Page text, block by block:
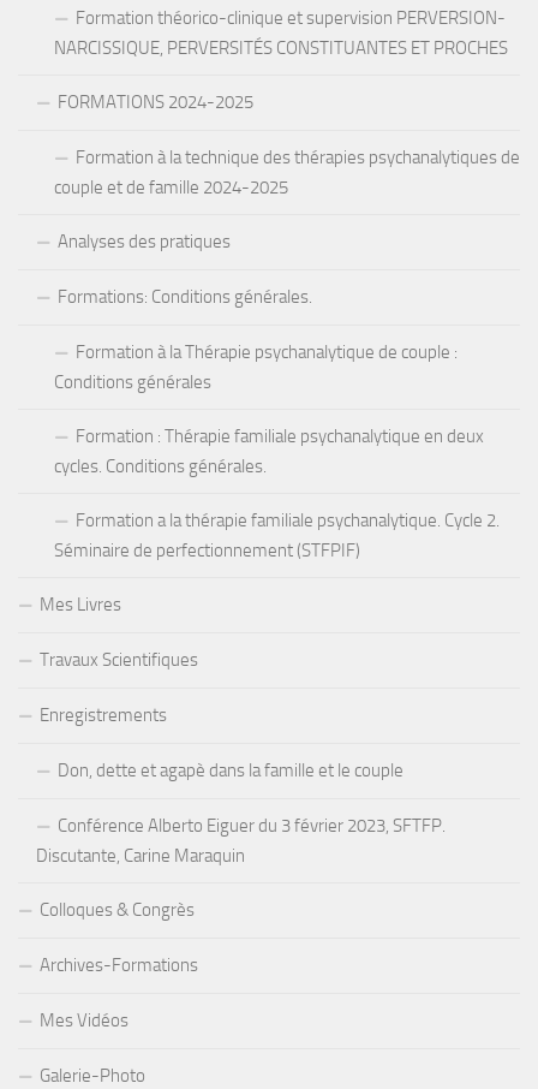
Formation théorico-clinique et supervision PERVERSION-
NARCISSIQUE, PERVERSITÉS CONSTITUANTES ET PROCHES
FORMATIONS 2024-2025
Formation à la technique des thérapies psychanalytiques de
couple et de famille 2024-2025
Analyses des pratiques
Formations: Conditions générales.
Formation à la Thérapie psychanalytique de couple :
Conditions générales
Formation : Thérapie familiale psychanalytique en deux
cycles. Conditions générales.
Formation a la thérapie familiale psychanalytique. Cycle 2.
Séminaire de perfectionnement (STFPIF)
Mes Livres
Travaux Scientifiques
Enregistrements
Don, dette et agapè dans la famille et le couple
Conférence Alberto Eiguer du 3 février 2023, SFTFP.
Discutante, Carine Maraquin
Colloques & Congrès
Archives-Formations
Mes Vidéos
Galerie-Photo